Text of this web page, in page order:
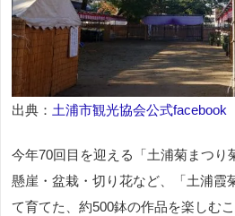
出典： 土浦市観光協会公式facebook
今年70回目を迎える「土浦菊まつり
懸崖・盆栽・切り花など、「土浦霞
て育てた、約500鉢の作品を楽しむこ